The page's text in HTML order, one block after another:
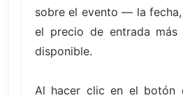
sobre el evento — la
el precio de entrada más
disponible.
Al hacer clic en el botón